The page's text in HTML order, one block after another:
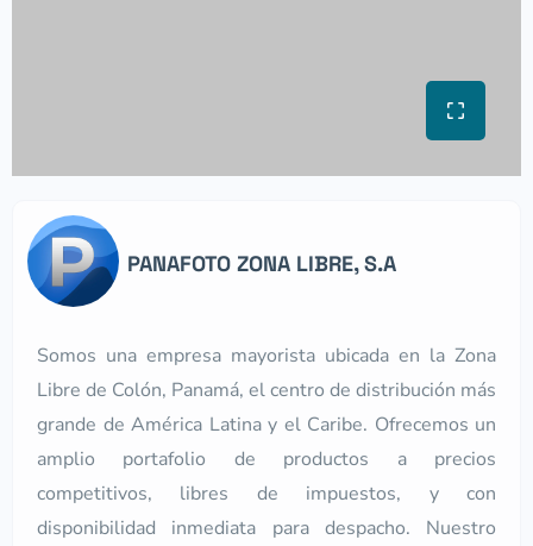
PANAFOTO ZONA LIBRE, S.A
Somos una empresa mayorista ubicada en la Zona
Libre de Colón, Panamá, el centro de distribución más
grande de América Latina y el Caribe. Ofrecemos un
amplio portafolio de productos a precios
competitivos, libres de impuestos, y con
disponibilidad inmediata para despacho. Nuestro